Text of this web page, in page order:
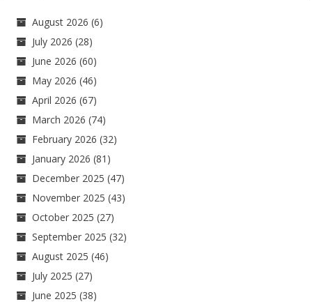
August 2026 (6)
July 2026 (28)
June 2026 (60)
May 2026 (46)
April 2026 (67)
March 2026 (74)
February 2026 (32)
January 2026 (81)
December 2025 (47)
November 2025 (43)
October 2025 (27)
September 2025 (32)
August 2025 (46)
July 2025 (27)
June 2025 (38)